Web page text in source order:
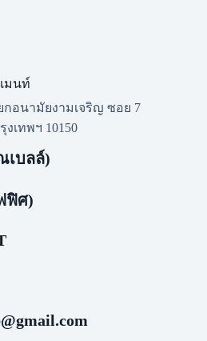
มนท์​
กอนามัยงามเจริญ ซอย 7
เทพฯ 10150
เบลล์)
ฟิศ)